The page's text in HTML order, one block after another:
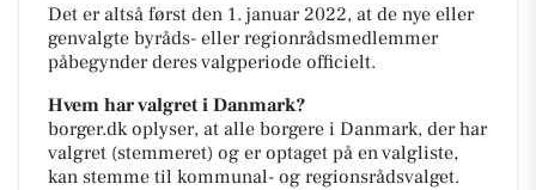
Det er altså først den 1. januar 2022, at de nye eller
genvalgte byråds- eller regionrådsmedlemmer
påbegynder deres valgperiode officielt.
Hvem har valgret i Danmark?
borger.dk oplyser, at alle borgere i Danmark, der har
valgret (stemmeret) og er optaget på en valgliste,
kan stemme til kommunal- og regionsrådsvalget.